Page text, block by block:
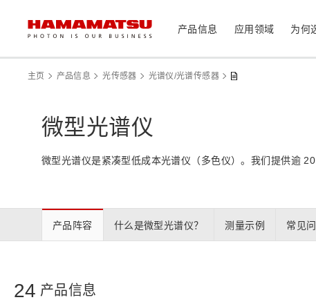
产品信息 应用领域 为何
产品信息
光传感器
相机
系统/仪器
半导体制程支撑类产品
应用领域
医疗
消费电子产品
技术支持
关于滨松
投资者
主页 产品信息 光传感器 光谱仪/光谱传感器
微型光谱仪
微型光谱仪是紧凑型低成本光谱仪（多色仪）。我们提供逾
产品阵容 什么是微型光谱仪？ 测量示例 常见
24 产品信息